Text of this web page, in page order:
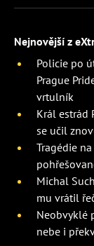
Nejnovější z
Policie po
Prague
vrtulník
Král estrád
se učil
Tragédie
Michal
mu vrátil
Neobvyklé
nebe i